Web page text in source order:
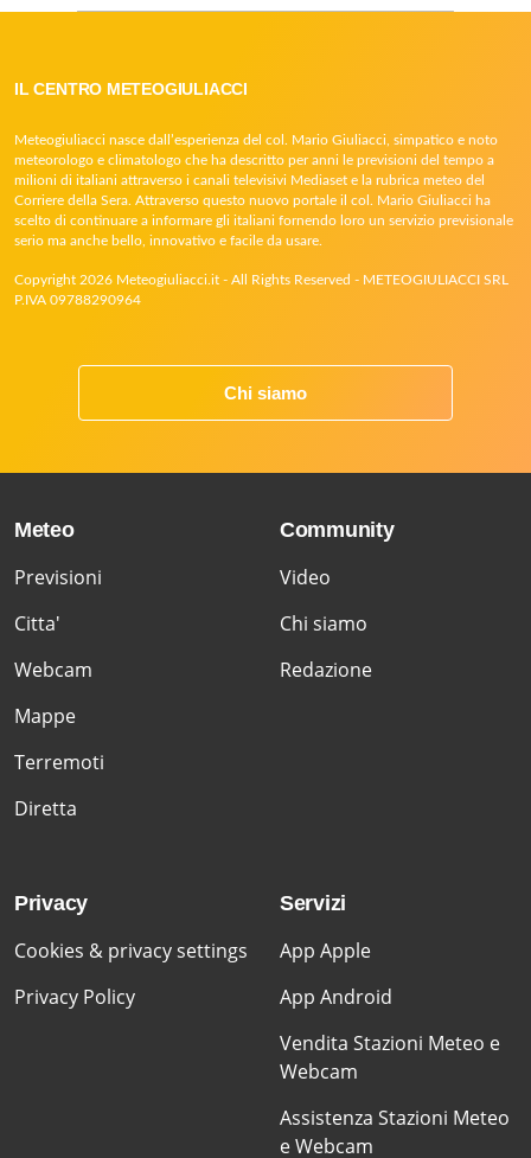
IL CENTRO METEOGIULIACCI
Meteogiuliacci nasce dall’esperienza del col. Mario Giuliacci, simpatico e noto
meteorologo e climatologo che ha descritto per anni le previsioni del tempo a
milioni di italiani attraverso i canali televisivi Mediaset e la rubrica meteo del
Corriere della Sera. Attraverso questo nuovo portale il col. Mario Giuliacci ha
scelto di continuare a informare gli italiani fornendo loro un servizio previsionale
serio ma anche bello, innovativo e facile da usare.
Copyright 2026 Meteogiuliacci.it - All Rights Reserved - METEOGIULIACCI SRL
P.IVA 09788290964
Chi siamo
Meteo
Previsioni
Citta'
Webcam
Mappe
Terremoti
Diretta
Community
Video
Chi siamo
Redazione
Privacy
Cookies & privacy settings
Privacy Policy
Servizi
App Apple
App Android
Vendita Stazioni Meteo e
Webcam
Assistenza Stazioni Meteo
e Webcam